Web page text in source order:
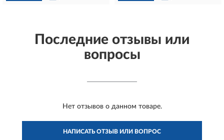
Последние отзывы или
вопросы
Нет отзывов о данном товаре.
НАПИСАТЬ ОТЗЫВ ИЛИ ВОПРОС